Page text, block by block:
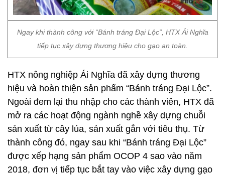
Ngay khi thành công với “Bánh tráng Đại Lộc”, HTX Ái Nghĩa
tiếp tục xây dựng thương hiệu cho gạo an toàn.
HTX nông nghiệp Ái Nghĩa đã xây dựng thương
hiệu và hoàn thiện sản phẩm “Bánh tráng Đại Lộc”.
Ngoài đem lại thu nhập cho các thành viên, HTX đã
mở ra các hoạt động ngành nghề xây dựng chuỗi
sản xuất từ cây lúa, sản xuất gắn với tiêu thụ. Từ
thành công đó, ngay sau khi “Bánh tráng Đại Lộc”
được xếp hạng sản phẩm OCOP 4 sao vào năm
2018, đơn vị tiếp tục bắt tay vào việc xây dựng gạo